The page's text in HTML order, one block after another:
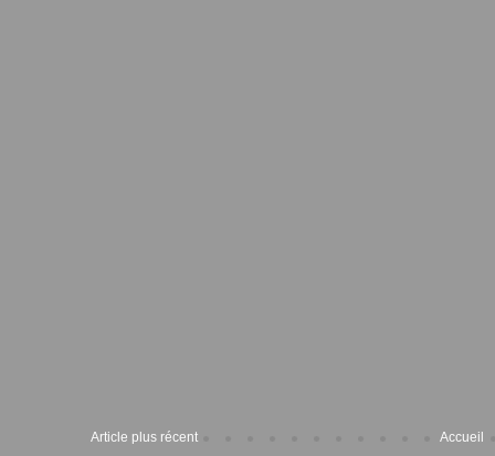
Article plus récent
Accueil